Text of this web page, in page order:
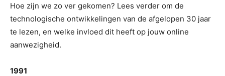
Hoe zijn we zo ver gekomen? Lees verder om de
technologische ontwikkelingen van de afgelopen 30 jaar
te lezen, en welke invloed dit heeft op jouw online
aanwezigheid.
1991